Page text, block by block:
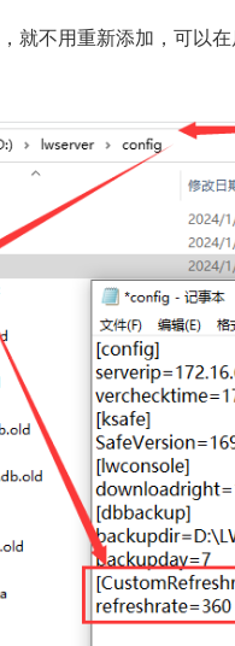
就不用重新添加，可以